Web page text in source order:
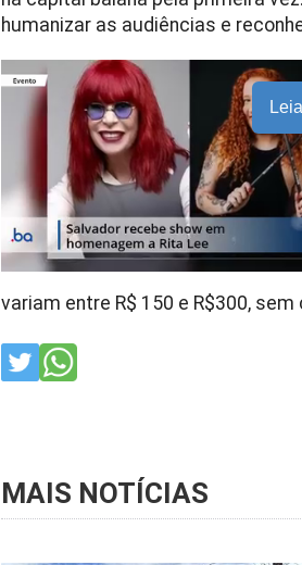
humanizar as audiências e
variam entre R$ 150 e R$300,
MAIS NOTÍCIAS